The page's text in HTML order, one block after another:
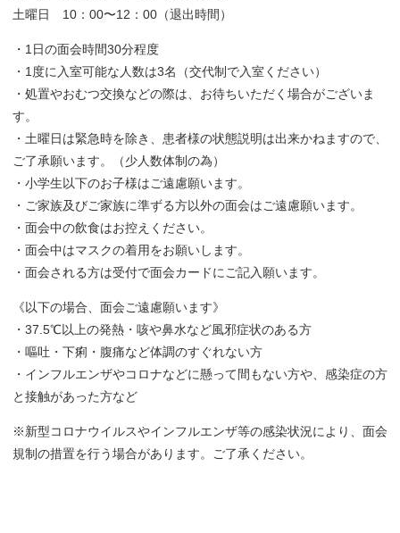
土曜日 10：00〜12：00（退出時間）
・1日の面会時間30分程度
・1度に入室可能な人数は3名（交代制で入室ください）
・処置やおむつ交換などの際は、お待ちいただく場合がございま
す。
・土曜日は緊急時を除き、患者様の状態説明は出来かねますので、
ご了承願います。（少人数体制の為）
・小学生以下のお子様はご遠慮願います。
・ご家族及びご家族に準ずる方以外の面会はご遠慮願います。
・面会中の飲食はお控えください。
・面会中はマスクの着用をお願いします。
・面会される方は受付で面会カードにご記入願います。
《以下の場合、面会ご遠慮願います》
・37.5℃以上の発熱・咳や鼻水など風邪症状のある方
・嘔吐・下痢・腹痛など体調のすぐれない方
・インフルエンザやコロナなどに懸って間もない方や、感染症の方
と接触があった方など
※新型コロナウイルスやインフルエンザ等の感染状況により、面会
規制の措置を行う場合があります。ご了承ください。